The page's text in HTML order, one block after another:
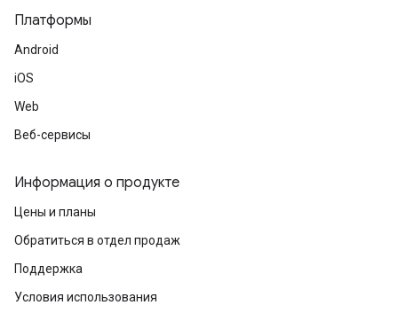
Платформы
Android
iOS
Web
Веб-сервисы
Информация о продукте
Цены и планы
Обратиться в отдел продаж
Поддержка
Условия использования